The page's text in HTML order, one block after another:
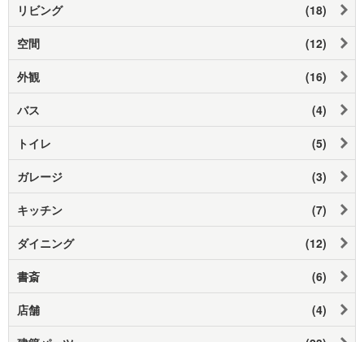
リビング (18)
空間 (12)
外観 (16)
バス (4)
トイレ (5)
ガレージ (3)
キッチン (7)
ダイニング (12)
書斎 (6)
店舗 (4)